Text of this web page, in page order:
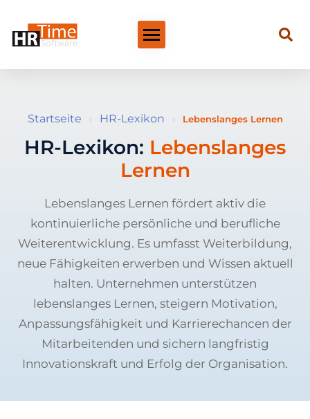
Startseite › HR-Lexikon › Lebenslanges Lernen
HR-Lexikon: Lebenslanges
Lernen
Lebenslanges Lernen fördert aktiv die
kontinuierliche persönliche und berufliche
Weiterentwicklung. Es umfasst Weiterbildung,
neue Fähigkeiten erwerben und Wissen aktuell
halten. Unternehmen unterstützen
lebenslanges Lernen, steigern Motivation,
Anpassungsfähigkeit und Karrierechancen der
Mitarbeitenden und sichern langfristig
Innovationskraft und Erfolg der Organisation.